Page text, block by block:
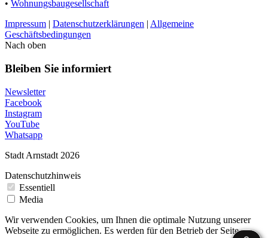
• Wohnungsbaugesellschaft
Impressum | Datenschutzerklärungen | Allgemeine
Geschäftsbedingungen
Nach oben
Bleiben Sie informiert
Newsletter
Facebook
Instagram
YouTube
Whatsapp
Stadt Arnstadt 2026
Datenschutzhinweis
Essentiell
Media
Wir verwenden Cookies, um Ihnen die optimale Nutzung unserer
Webseite zu ermöglichen. Es werden für den Betrieb der Seite